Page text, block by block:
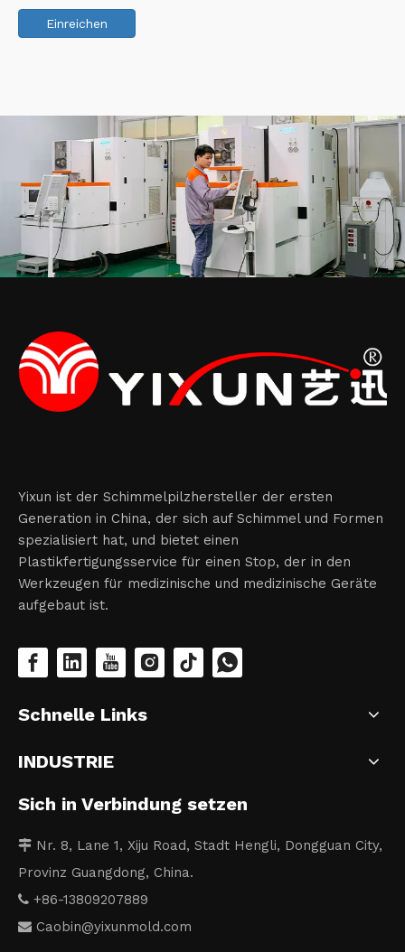
Einreichen
Yixun ist der Schimmelpilzhersteller der ersten
Generation in China, der sich auf Schimmel und Formen
spezialisiert hat, und bietet einen
Plastikfertigungsservice für einen Stop, der in den
Werkzeugen für medizinische und medizinische Geräte
aufgebaut ist.
Schnelle Links
INDUSTRIE
Sich in Verbindung setzen
 Nr. 8, Lane 1, Xiju Road, Stadt Hengli, Dongguan City,
Provinz Guangdong, China.
 +86-13809207889
 Caobin@yixunmold.com